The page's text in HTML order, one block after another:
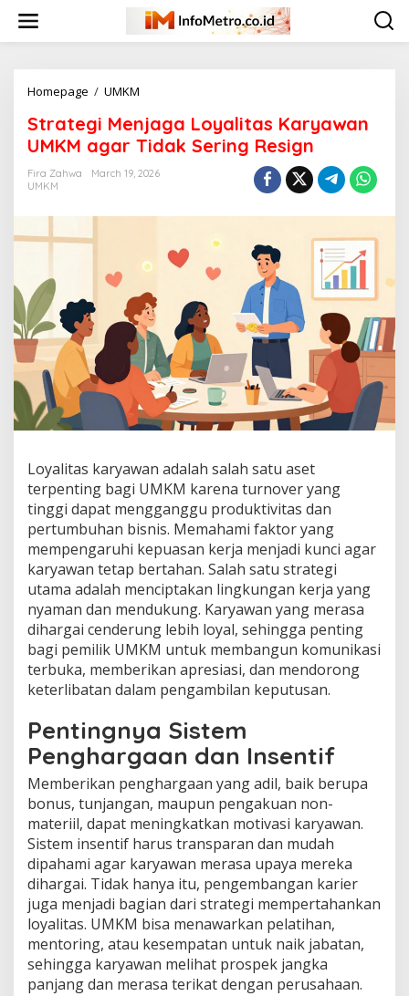
content
Homepage / UMKM
Loyalitas
Karyawan
UMKM
agar
Resign
Strategi Menjaga Loyalitas Karyawan
UMKM agar Tidak Sering Resign
Fira Zahwa
March 19, 2026
UMKM
Loyalitas karyawan adalah salah satu aset
terpenting bagi UMKM karena turnover yang
tinggi dapat mengganggu produktivitas dan
pertumbuhan bisnis. Memahami faktor yang
mempengaruhi kepuasan kerja menjadi kunci agar
karyawan tetap bertahan. Salah satu strategi
utama adalah menciptakan lingkungan kerja yang
nyaman dan mendukung. Karyawan yang merasa
dihargai cenderung lebih loyal, sehingga penting
bagi pemilik UMKM untuk membangun komunikasi
terbuka, memberikan apresiasi, dan mendorong
keterlibatan dalam pengambilan keputusan.
Pentingnya Sistem
Penghargaan dan Insentif
Memberikan penghargaan yang adil, baik berupa
bonus, tunjangan, maupun pengakuan non-
materiil, dapat meningkatkan motivasi karyawan.
Sistem insentif harus transparan dan mudah
dipahami agar karyawan merasa upaya mereka
dihargai. Tidak hanya itu, pengembangan karier
juga menjadi bagian dari strategi mempertahankan
loyalitas. UMKM bisa menawarkan pelatihan,
mentoring, atau kesempatan untuk naik jabatan,
sehingga karyawan melihat prospek jangka
panjang dan merasa terikat dengan perusahaan.